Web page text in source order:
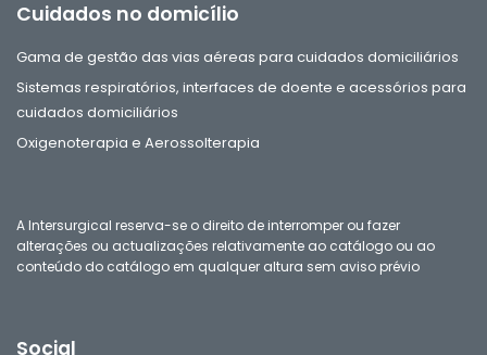
Cuidados no domicílio
Gama de gestão das vias aéreas para cuidados domiciliários
Sistemas respiratórios, interfaces de doente e acessórios para
cuidados domiciliários
Oxigenoterapia e Aerossolterapia
A Intersurgical reserva-se o direito de interromper ou fazer
alterações ou actualizações relativamente ao catálogo ou ao
conteúdo do catálogo em qualquer altura sem aviso prévio
Social